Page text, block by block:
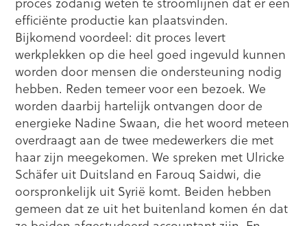
efficiënte productie kan plaatsvinden.
Bijkomend voordeel: dit proces levert
werkplekken op die heel goed ingevuld kunnen
worden door mensen die ondersteuning nodig
hebben. Reden temeer voor een bezoek. We
worden daarbij hartelijk ontvangen door de
energieke Nadine Swaan, die het woord meteen
overdraagt aan de twee medewerkers die met
haar zijn meegekomen. We spreken met Ulricke
Schäfer uit Duitsland en Farouq Saidwi, die
oorspronkelijk uit Syrië komt. Beiden hebben
gemeen dat ze uit het buitenland komen én dat